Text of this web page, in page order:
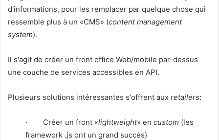
d'informations, pour les remplacer par quelque chose qui
ressemble plus à un «CMS» (content management
system).
Il s'agit de créer un front office Web/mobile par-dessus
une couche de services accessibles en API.
Plusieurs solutions intéressantes s'offrent aux retailers:
· Créer un front «lightweight» en custom (les
framework .js ont un grand succès)